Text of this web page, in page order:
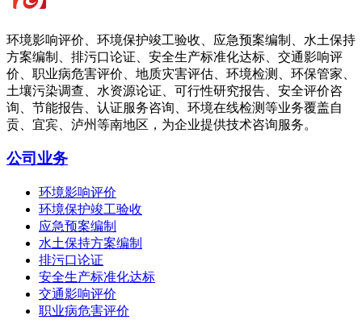
环境影响评价、环境保护竣工验收、应急预案编制、水土保持
方案编制、排污口论证、安全生产标准化达标、交通影响评
价、职业病危害评价、地质灾害评估、环境检测、环保管家、
土壤污染调查、水资源论证、可行性研究报告、安全评价咨
询、节能报告、认证服务咨询、环境在线检测等业务覆盖自
贡、宜宾、泸州等南地区，为企业提供技术咨询服务。
公司业务
环境影响评价
环境保护竣工验收
应急预案编制
水土保持方案编制
排污口论证
安全生产标准化达标
交通影响评价
职业病危害评价